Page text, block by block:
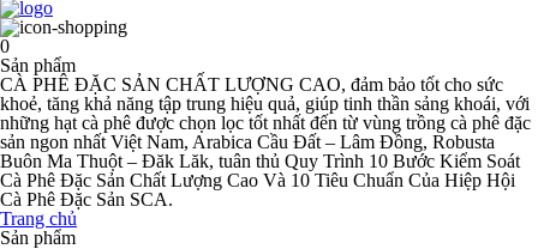
0
Sản phẩm
CÀ PHÊ ĐẶC SẢN CHẤT LƯỢNG CAO, đảm bảo tốt cho sức
khoẻ, tăng khả năng tập trung hiệu quả, giúp tinh thần sảng khoái, với
những hạt cà phê được chọn lọc tốt nhất đến từ vùng trồng cà phê đặc
sản ngon nhất Việt Nam, Arabica Cầu Đất – Lâm Đồng, Robusta
Buôn Ma Thuột – Đăk Lăk, tuân thủ Quy Trình 10 Bước Kiểm Soát
Cà Phê Đặc Sản Chất Lượng Cao Và 10 Tiêu Chuẩn Của Hiệp Hội
Cà Phê Đặc Sản SCA.
Trang chủ
Sản phẩm